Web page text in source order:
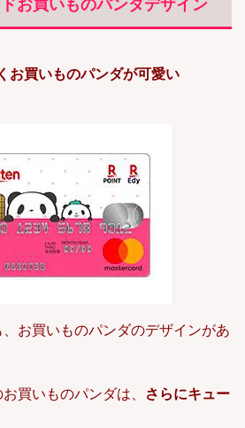
お買いものパンダが可愛い
お買いものパンダのデザインがあ
買いものパンダは、
さらにキュー